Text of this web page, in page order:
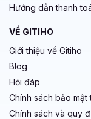
Hướng dẫn thanh
VỀ GITIHO
Giới thiệu về Gitiho
Blog
Hỏi đáp
Chính sách bảo mật
Chính sách và quy